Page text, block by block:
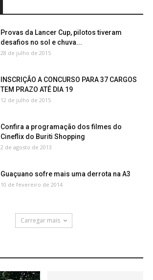
Provas da Lancer Cup, pilotos tiveram
desafios no sol e chuva...
28 de julho de 2015
INSCRIÇÃO A CONCURSO PARA 37 CARGOS
TEM PRAZO ATÉ DIA 19
12 de julho de 2015
Confira a programação dos filmes do
Cineflix do Buriti Shopping
2 de agosto de 2013
Guaçuano sofre mais uma derrota na A3
10 de fevereiro de 2014
Carregar mais